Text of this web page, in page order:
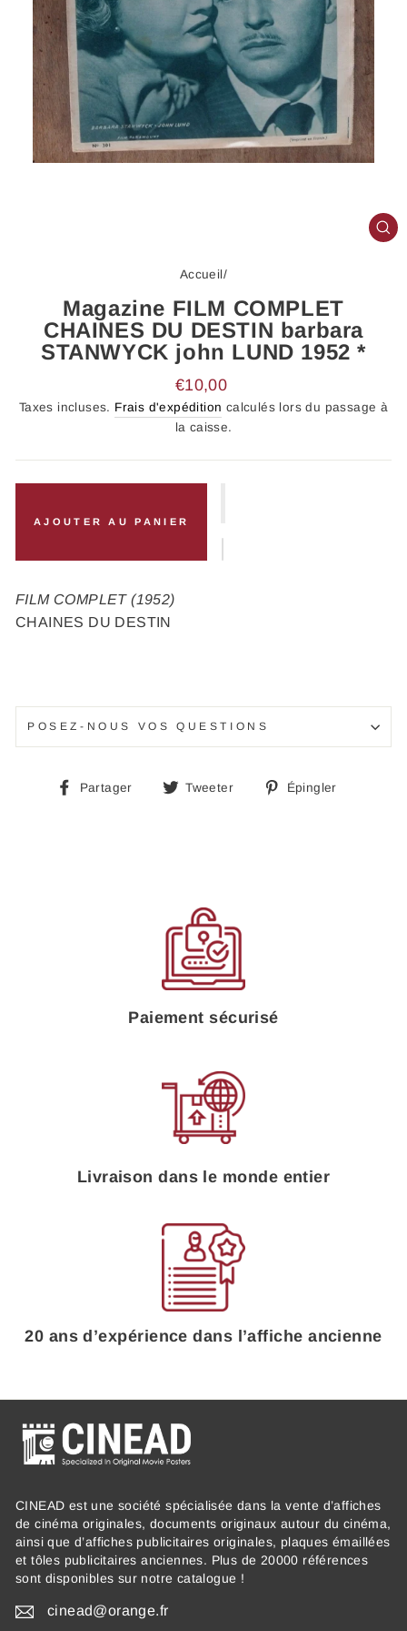
Accueil/
Magazine FILM COMPLET
CHAINES DU DESTIN barbara
STANWYCK john LUND 1952 *
Prix
régulier
€10,00
Taxes incluses. Frais d'expédition calculés lors du passage à
la caisse.
AJOUTER AU PANIER
FILM COMPLET (1952)
CHAINES DU DESTIN
POSEZ-NOUS VOS QUESTIONS
Partager
PartagerTweeter
TweeterÉpingler
Paiement sécurisé
Livraison dans le monde entier
20 ans d’expérience dans l’affiche ancienne
CINEAD est une société spécialisée dans la vente d’affiches
de cinéma originales, documents originaux autour du cinéma,
ainsi que d’affiches publicitaires originales, plaques émaillées
et tôles publicitaires anciennes. Plus de 20000 références
sont disponibles sur notre catalogue !
cinead@orange.fr